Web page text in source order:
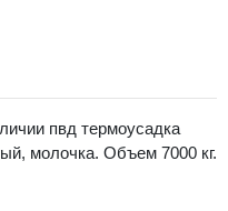
пвд термоусадка
молочка. Объем 7000 кг.